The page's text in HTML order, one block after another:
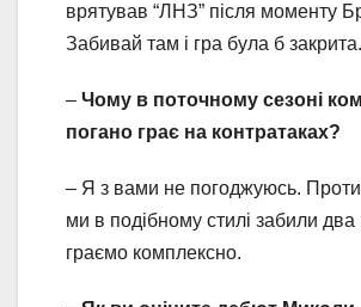
врятував “ЛНЗ” після моменту
Забивай там і гра була б закрита.
– Чому в поточному сезоні
погано грає на контратаках?
– Я з вами не погоджуюсь.
ми в подібному стилі забили два
граємо комплексно.